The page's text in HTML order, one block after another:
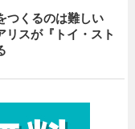
つくるのは難しい
リスが『トイ・スト